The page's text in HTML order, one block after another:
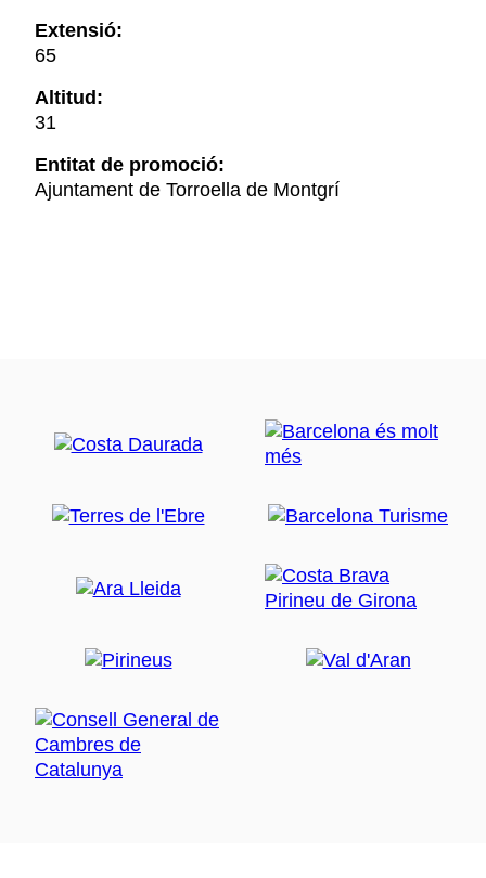
Extensió:
65
Altitud:
31
Entitat de promoció:
Ajuntament de Torroella de Montgrí